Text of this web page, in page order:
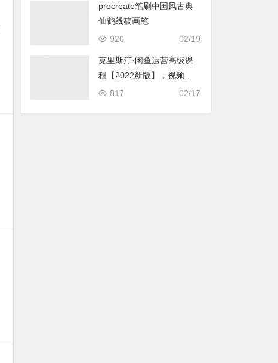
procreate笔刷中国风古典
仙鹤线稿画笔
02/19
920
克里斯汀·闲鱼运营高级课
程【2022新版】，视频内
容非常凝练，适合小白入门
02/17
817